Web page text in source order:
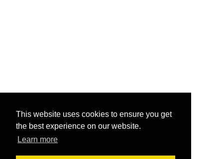
This website uses cookies to ensure you get
the best experience on our website.
Learn more